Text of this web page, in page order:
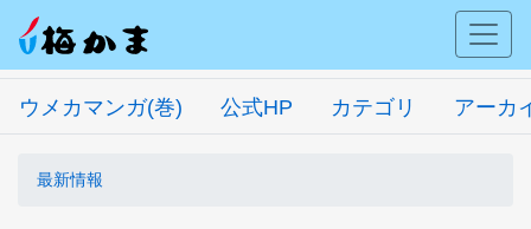
ウメカマンガ(巻) 公式HP カテゴリ アーカ
最新情報